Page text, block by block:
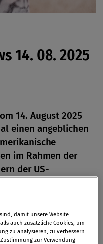
14. 08. 2025
14. August 2025
einen angeblichen
im Rahmen der
der US-
damit unsere Website
auch zusätzliche Cookies, um
zu analysieren, zu verbessern
zur Verwendung